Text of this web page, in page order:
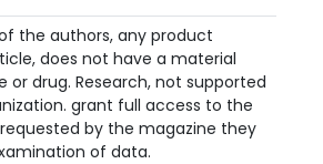
the authors, any product
does not have a material
or drug. Research, not supported
grant full access to the
by the magazine they
of data.